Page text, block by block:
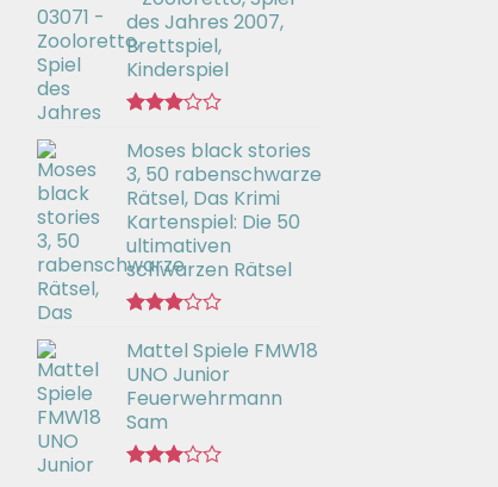
des Jahres 2007,
Brettspiel,
Kinderspiel
mit
3.02
von 5
Moses black stories
3, 50 rabenschwarze
Rätsel, Das Krimi
Kartenspiel: Die 50
ultimativen
schwarzen Rätsel
mit
3.00
von 5
Mattel Spiele FMW18
UNO Junior
Feuerwehrmann
Sam